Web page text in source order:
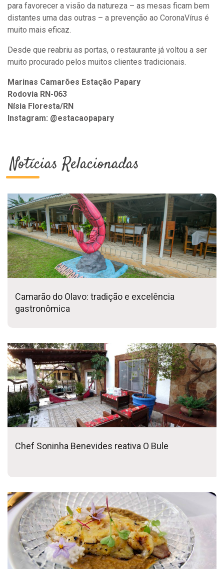
para favorecer a visão da natureza – as mesas ficam bem
distantes uma das outras – a prevenção ao CoronaVírus é
muito mais eficaz.
Desde que reabriu as portas, o restaurante já voltou a ser
muito procurado pelos muitos clientes tradicionais.
Marinas Camarões Estação Papary
Rodovia RN-063
Nísia Floresta/RN
Instagram: @estacaopapary
Notícias Relacionadas
Camarão do Olavo: tradição e excelência
gastronômica
Chef Soninha Benevides reativa O Bule